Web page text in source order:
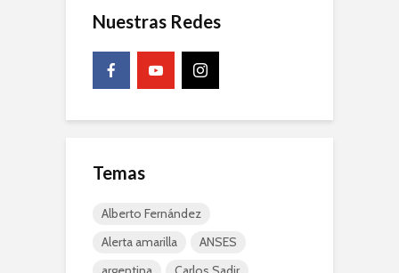
Nuestras Redes
Temas
Alberto Fernández
Alerta amarilla
ANSES